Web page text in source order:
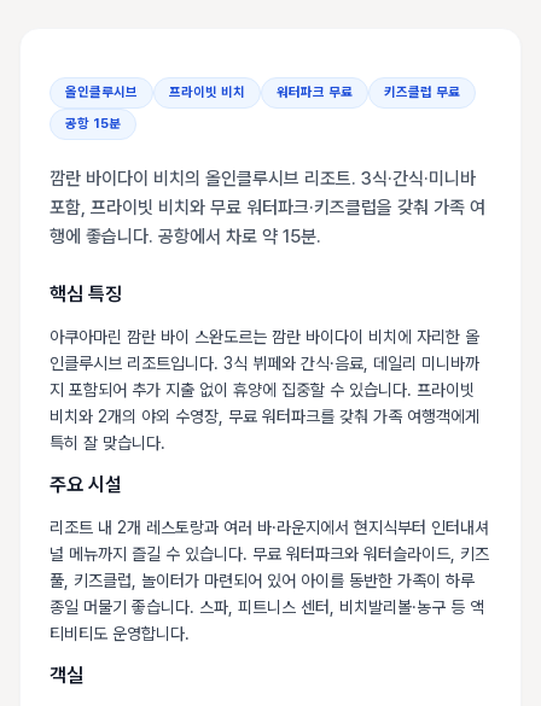
올인클루시브 프라이빗 비치 워터파크 무료
키즈클럽 무료
공항 15분
깜란 바이다이 비치의 올인클루시브 리조트. 3식·간식·미니바
포함, 프라이빗 비치와 무료 워터파크·키즈클럽을 갖춰 가족 여
행에 좋습니다. 공항에서 차로 약 15분.
핵심 특징
아쿠아마린 깜란 바이 스완도르는 깜란 바이다이 비치에 자리한 올
인클루시브 리조트입니다. 3식 뷔페와 간식·음료, 데일리 미니바까
지 포함되어 추가 지출 없이 휴양에 집중할 수 있습니다. 프라이빗
비치와 2개의 야외 수영장, 무료 워터파크를 갖춰 가족 여행객에게
특히 잘 맞습니다.
주요 시설
리조트 내 2개 레스토랑과 여러 바·라운지에서 현지식부터 인터내셔
널 메뉴까지 즐길 수 있습니다. 무료 워터파크와 워터슬라이드, 키즈
풀, 키즈클럽, 놀이터가 마련되어 있어 아이를 동반한 가족이 하루
종일 머물기 좋습니다. 스파, 피트니스 센터, 비치발리볼·농구 등 액
티비티도 운영합니다.
객실